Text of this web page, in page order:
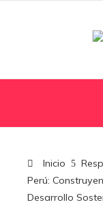
Inicio
Perú:
Desarrollo